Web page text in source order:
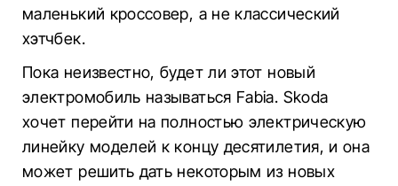
маленький кроссовер, а не классический
хэтчбек.
Пока неизвестно, будет ли этот новый
электромобиль называться Fabia. Skoda
хочет перейти на полностью электрическую
линейку моделей к концу десятилетия, и она
может решить дать некоторым из новых